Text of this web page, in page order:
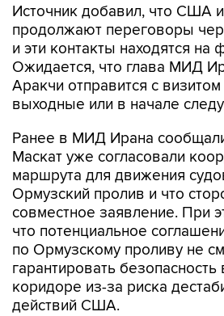
Источник добавил, что США
продолжают переговоры
и эти контакты находятся на
Ожидается, что глава МИД
Аракчи отправится с
выходные или в начале
Ранее в МИД Ирана
Маскат уже согласовали
маршрута для движения
Ормузский пролив и что
совместное заявление. При
что потенциальное
по Ормузскому проливу не
гарантировать
коридоре из-за риска
действий США.